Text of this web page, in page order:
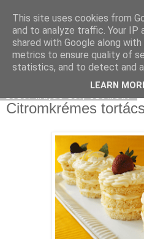
Moha Konyha
Citromkrémes
This site uses cookies from
and to analyze traffic. Your IP
shared with Google along
metrics to ensure quality of
statistics, and to detect and
LEARN